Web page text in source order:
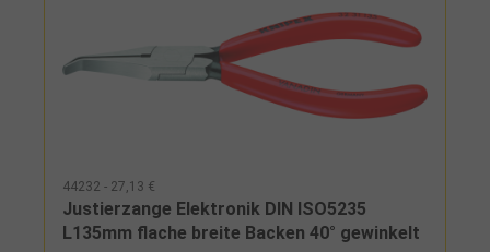
44232 - 27,13 €
Justierzange Elektronik DIN ISO5235
L135mm flache breite Backen 40° gewinkelt